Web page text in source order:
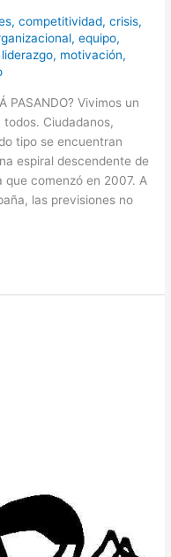
,competitividad,crisis,
,equipo,
liderazgo, motivación,
PASANDO? Vivimos un
Ciudadanos,
tipo se encuentran
espiral descendente de
comenzó en 2007. A
las previsiones no